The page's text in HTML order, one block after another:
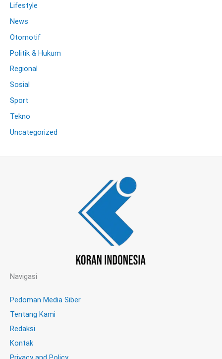
Lifestyle
News
Otomotif
Politik & Hukum
Regional
Sosial
Sport
Tekno
Uncategorized
Navigasi
Pedoman Media Siber
Tentang Kami
Redaksi
Kontak